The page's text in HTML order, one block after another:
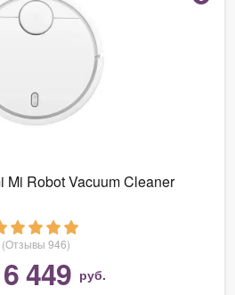
Robot Vacuum Cleaner
(Отзывы 946)
449 руб.